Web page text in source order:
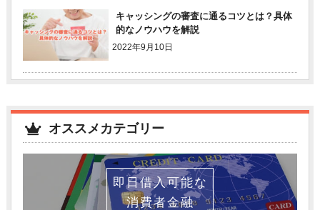
キャッシングの審査に通るコツとは？具体
的なノウハウを解説
2022年9月10日
オススメカテゴリー
即日借入可能な
消費者金融